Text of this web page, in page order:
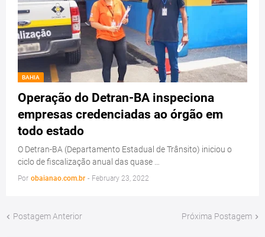
BAHIA
Operação do Detran-BA inspeciona
empresas credenciadas ao órgão em
todo estado
O Detran-BA (Departamento Estadual de Trânsito) iniciou o
ciclo de fiscalização anual das quase …
Por obaianao.com.br - February 23, 2022
Postagem Anterior Próxima Postagem